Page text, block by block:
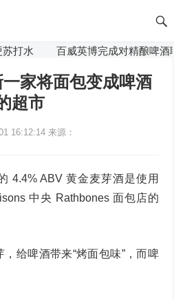
水 百威英博完成对精酿啤酒联
家将面包变成啤酒
超市
16:12:14 来源：
4.4% ABV 黄金麦芽酒是使用
中央 Rathbones 面包店的
给啤酒带来“烤面包味”，而啤